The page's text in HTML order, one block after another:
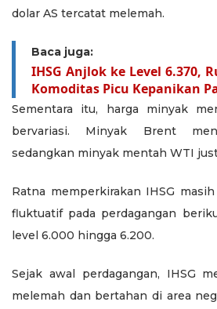
dolar AS tercatat melemah.
Baca juga:
IHSG Anjlok ke Level 6.370,
Komoditas Picu Kepanikan
Sementara itu, harga minyak
bervariasi. Minyak Brent
sedangkan minyak mentah WTI
Ratna memperkirakan IHSG
fluktuatif pada perdagangan
level 6.000 hingga 6.200.
Sejak awal perdagangan, IHSG
melemah dan bertahan di area